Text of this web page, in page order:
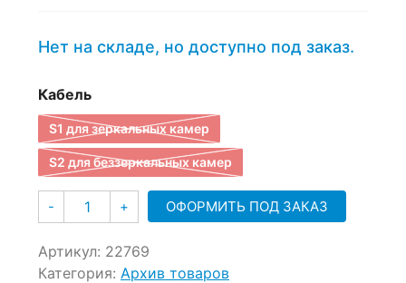
Нет на складе, но доступно под заказ.
Кабель
S1 для зеркальных камер
S2 для беззеркальных камер
- Количество
+ ОФОРМИТЬ ПОД ЗАКАЗ
Артикул: 22769
Категория: Архив товаров